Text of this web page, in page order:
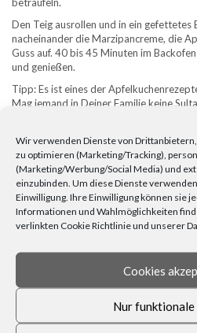
Wir verwenden Dienste von
zu optimieren (Marketing/Tracking),
(Marketing/Werbung/Social Media) und
einzubinden. Um diese Dienste
Einwilligung. Ihre Einwilligung können sie
Informationen und Wahlmöglichkeiten
verlinkten Cookie Richtlinie und unserer
Cookies
Nur funktionale
Den Teig ausrollen und in ein gefettetes
nacheinander die Marzipancreme, die
Guss auf. 40 bis 45 Minuten im
und genießen.
Tipp: Es ist eines der
Mag jemand in Deiner Familie keine
Lichterglanz des Christbaums
derSilvesterparty mit Deinen